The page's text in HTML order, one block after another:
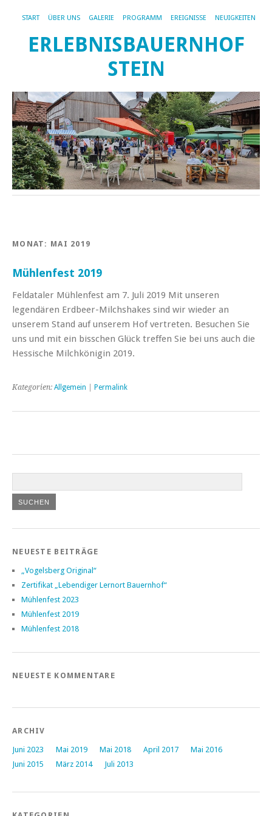
START ÜBER UNS GALERIE PROGRAMM EREIGNISSE NEUIGKEITEN
ERLEBNISBAUERNHOF
STEIN
MONAT: MAI 2019
Mühlenfest 2019
Feldataler Mühlenfest am 7. Juli 2019 Mit unseren
legendären Erdbeer-Milchshakes sind wir wieder an
unserem Stand auf unserem Hof vertreten. Besuchen Sie
uns und mit ein bisschen Glück treffen Sie bei uns auch die
Hessische Milchkönigin 2019.
Kategorien: Allgemein Permalink
NEUESTE BEITRÄGE
„Vogelsberg Original“
Zertifikat „Lebendiger Lernort Bauernhof“
Mühlenfest 2023
Mühlenfest 2019
Mühlenfest 2018
NEUESTE KOMMENTARE
ARCHIV
Juni 2023 Mai 2019 Mai 2018 April 2017
Mai 2016
Juni 2015
März 2014 Juli 2013